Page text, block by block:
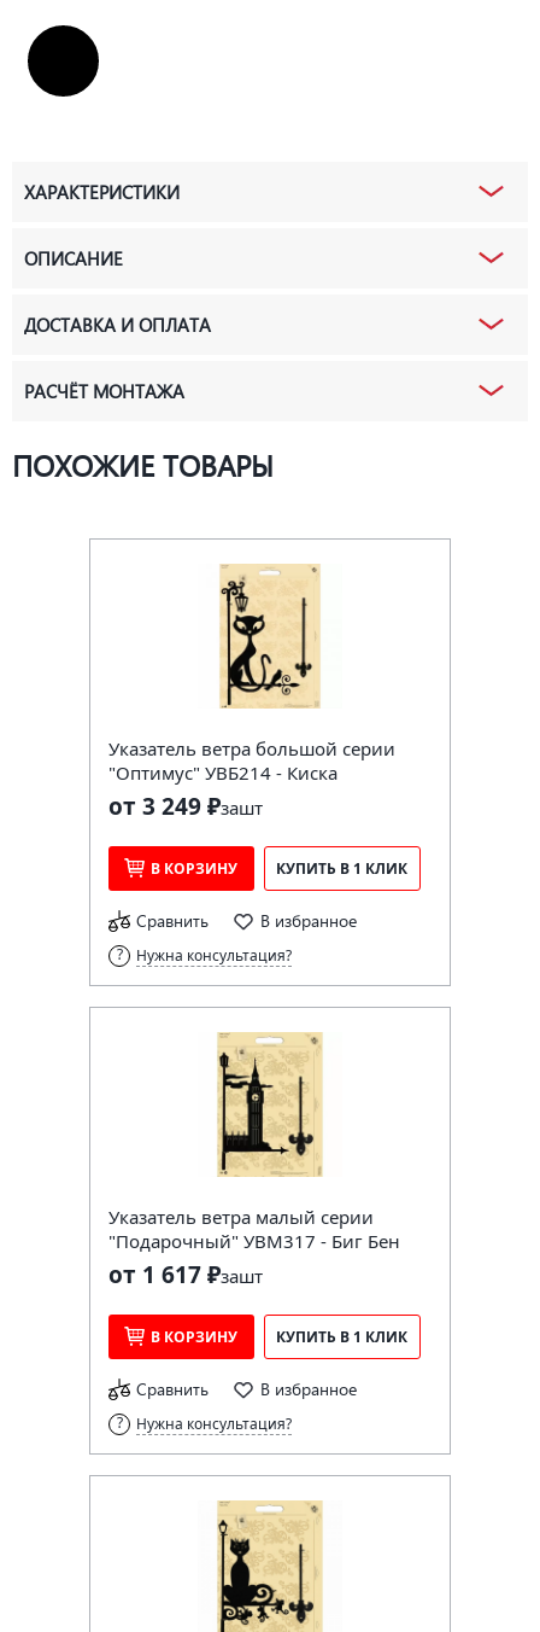
ХАРАКТЕРИСТИКИ
ОПИСАНИЕ
ДОСТАВКА И ОПЛАТА
РАСЧЁТ МОНТАЖА
ПОХОЖИЕ ТОВАРЫ
Указатель ветра большой серии
"Оптимус" УВБ214 - Киска
от 3 249 ₽зашт
В КОРЗИНУ КУПИТЬ В 1 КЛИК
Сравнить В избранное
Нужна консультация?
Указатель ветра малый серии
"Подарочный" УВМ317 - Биг Бен
от 1 617 ₽зашт
В КОРЗИНУ КУПИТЬ В 1 КЛИК
Сравнить В избранное
Нужна консультация?